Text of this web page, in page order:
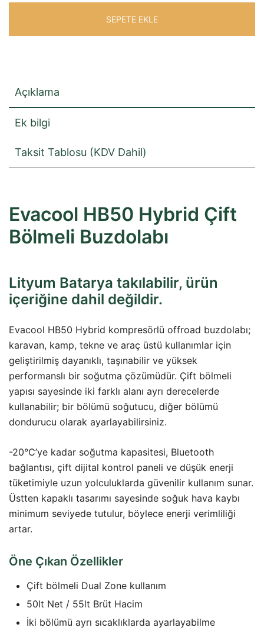
Bölmeli
Buzdolabı
SEPETE EKLE
Açıklama
Ek bilgi
Taksit Tablosu (KDV Dahil)
Evacool HB50 Hybrid Çift
Bölmeli Buzdolabı
Lityum Batarya takılabilir, ürün
içeriğine dahil değildir.
Evacool HB50 Hybrid kompresörlü offroad buzdolabı;
karavan, kamp, tekne ve araç üstü kullanımlar için
geliştirilmiş dayanıklı, taşınabilir ve yüksek
performanslı bir soğutma çözümüdür. Çift bölmeli
yapısı sayesinde iki farklı alanı ayrı derecelerde
kullanabilir; bir bölümü soğutucu, diğer bölümü
dondurucu olarak ayarlayabilirsiniz.
-20°C’ye kadar soğutma kapasitesi, Bluetooth
bağlantısı, çift dijital kontrol paneli ve düşük enerji
tüketimiyle uzun yolculuklarda güvenilir kullanım sunar.
Üstten kapaklı tasarımı sayesinde soğuk hava kaybı
minimum seviyede tutulur, böylece enerji verimliliği
artar.
Öne Çıkan Özellikler
Çift bölmeli Dual Zone kullanım
50lt Net / 55lt Brüt Hacim
İki bölümü ayrı sıcaklıklarda ayarlayabilme